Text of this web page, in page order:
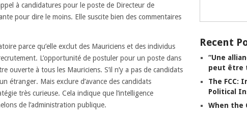
à candidatures pour le poste de Directeur de
pour dire le moins. Elle suscite bien des commentaires
parce qu’elle exclut des Mauriciens et des individus
L’opportunité de postuler pour un poste dans
ouverte à tous les Mauriciens. S’il n’y a pas de candidats
étranger. Mais exclure d’avance des candidats
très curieuse. Cela indique que l’intelligence
de l’administration publique.
Recent
“Une
peut être
The FCC:
Political
When the